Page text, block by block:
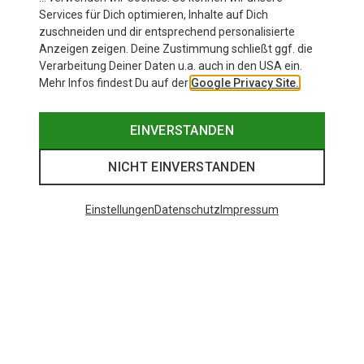
Services für Dich optimieren, Inhalte auf Dich
zuschneiden und dir entsprechend personalisierte
Anzeigen zeigen. Deine Zustimmung schließt ggf. die
Verarbeitung Deiner Daten u.a. auch in den USA ein.
Mehr Infos findest Du auf der Google Privacy Site.
EINVERSTANDEN
NICHT EINVERSTANDEN
EinstellungenDatenschutz Impressum